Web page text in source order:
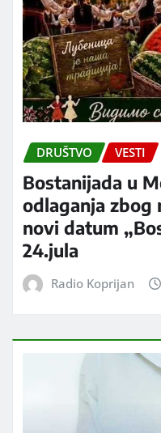
DRUŠTVO VESTI
Bostanijada u
odlaganja zbog
novi datum
24.jula
Radio Koprijan